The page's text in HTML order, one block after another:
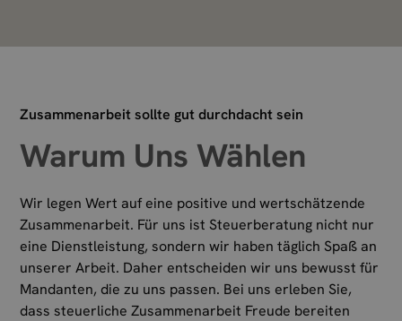
Zusammenarbeit sollte gut durchdacht sein
Warum Uns Wählen
Wir legen Wert auf eine positive und wertschätzende
Zusammenarbeit. Für uns ist Steuerberatung nicht nur
eine Dienstleistung, sondern wir haben täglich Spaß an
unserer Arbeit. Daher entscheiden wir uns bewusst für
Mandanten, die zu uns passen. Bei uns erleben Sie,
dass steuerliche Zusammenarbeit Freude bereiten